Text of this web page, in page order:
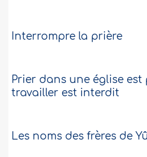
Interrompre la prière
Prier dans une église est
travailler est interdit
Les noms des frères de